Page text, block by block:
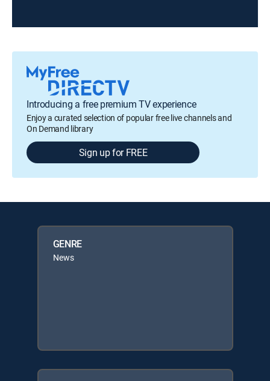
Introducing a free premium TV experience
Enjoy a curated selection of popular free live channels and
On Demand library
Sign up for FREE
GENRE
News